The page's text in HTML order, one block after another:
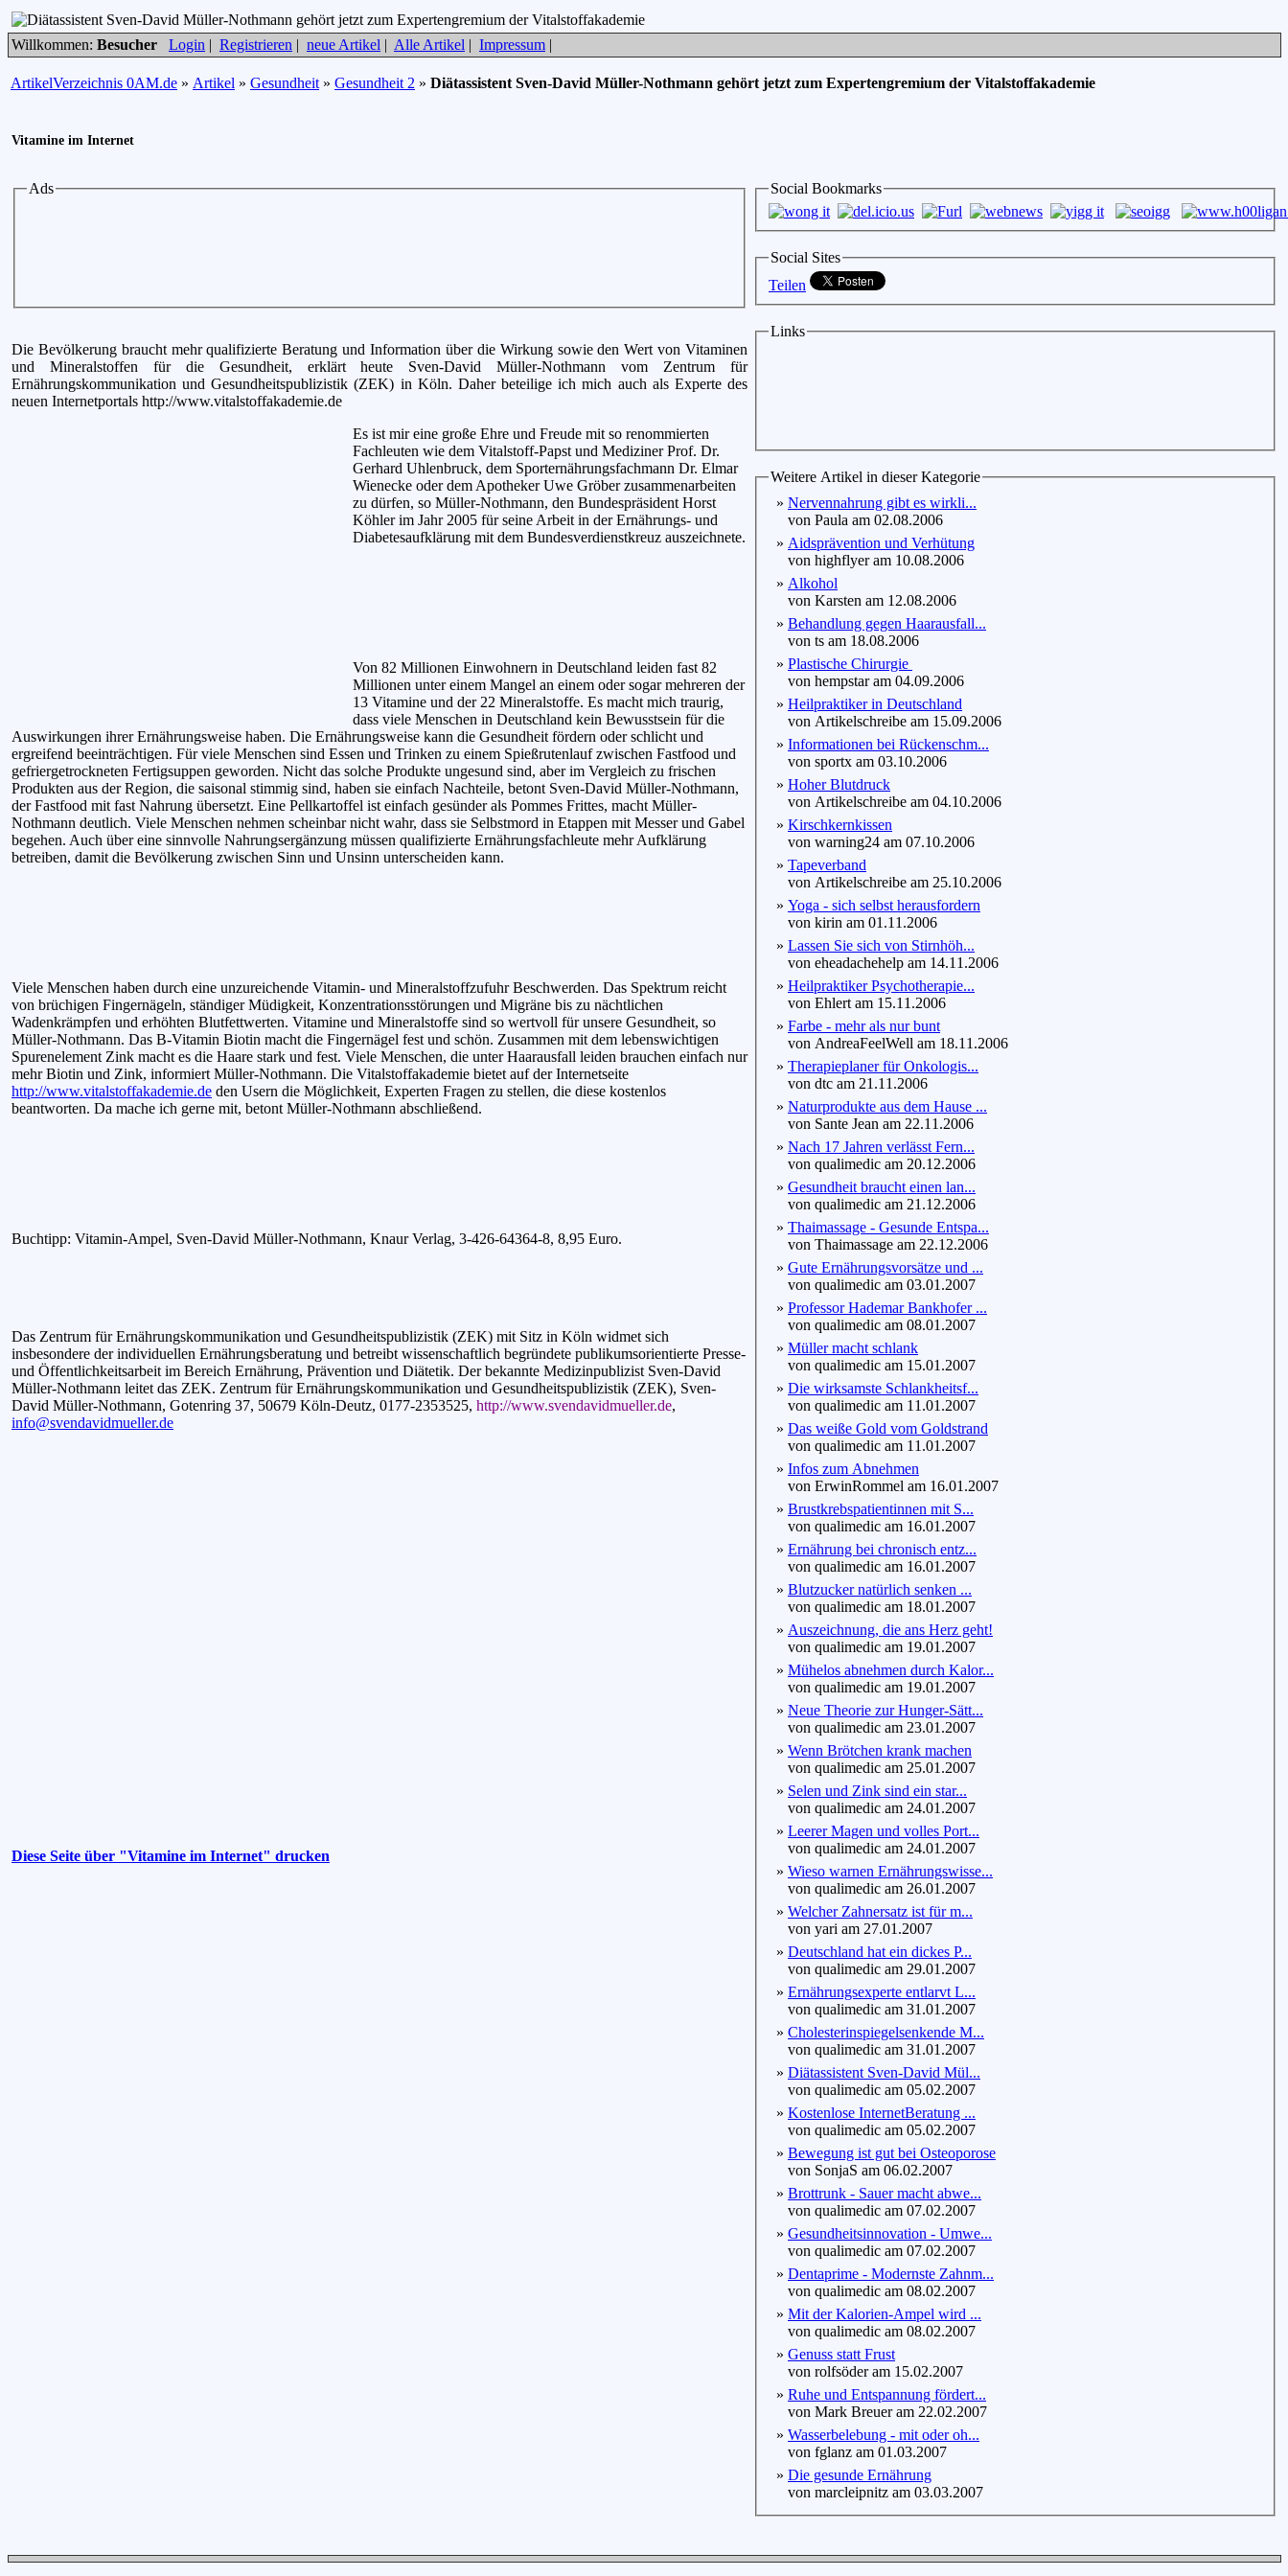
Willkommen: Besucher Login | Registrieren | neue Artikel | Alle Artikel | Impressum |
ArtikelVerzeichnis 0AM.de » Artikel » Gesundheit » Gesundheit 2 » Diätassistent Sven-David Müller-Nothmann gehört jetzt zum Expertengremium der Vitalstoffakademie
Vitamine im Internet
Ads
Die Bevölkerung braucht mehr qualifizierte Beratung und Information über die Wirkung sowie den Wert von Vitaminen
und Mineralstoffen für die Gesundheit, erklärt heute Sven-David Müller-Nothmann vom Zentrum für
Ernährungskommunikation und Gesundheitspublizistik (ZEK) in Köln. Daher beteilige ich mich auch als Experte des
neuen Internetportals http://www.vitalstoffakademie.de
Es ist mir eine große Ehre und Freude mit so renommierten
Fachleuten wie dem Vitalstoff-Papst und Mediziner Prof. Dr.
Gerhard Uhlenbruck, dem Sporternährungsfachmann Dr. Elmar
Wienecke oder dem Apotheker Uwe Gröber zusammenarbeiten
zu dürfen, so Müller-Nothmann, den Bundespräsident Horst
Köhler im Jahr 2005 für seine Arbeit in der Ernährungs- und
Diabetesaufklärung mit dem Bundesverdienstkreuz auszeichnete.
Von 82 Millionen Einwohnern in Deutschland leiden fast 82
Millionen unter einem Mangel an einem oder sogar mehreren der
13 Vitamine und der 22 Mineralstoffe. Es macht mich traurig,
dass viele Menschen in Deutschland kein Bewusstsein für die
Auswirkungen ihrer Ernährungsweise haben. Die Ernährungsweise kann die Gesundheit fördern oder schlicht und
ergreifend beeinträchtigen. Für viele Menschen sind Essen und Trinken zu einem Spießrutenlauf zwischen Fastfood und
gefriergetrockneten Fertigsuppen geworden. Nicht das solche Produkte ungesund sind, aber im Vergleich zu frischen
Produkten aus der Region, die saisonal stimmig sind, haben sie einfach Nachteile, betont Sven-David Müller-Nothmann,
der Fastfood mit fast Nahrung übersetzt. Eine Pellkartoffel ist einfach gesünder als Pommes Frittes, macht Müller-
Nothmann deutlich. Viele Menschen nehmen scheinbar nicht wahr, dass sie Selbstmord in Etappen mit Messer und Gabel
begehen. Auch über eine sinnvolle Nahrungsergänzung müssen qualifizierte Ernährungsfachleute mehr Aufklärung
betreiben, damit die Bevölkerung zwischen Sinn und Unsinn unterscheiden kann.
Viele Menschen haben durch eine unzureichende Vitamin- und Mineralstoffzufuhr Beschwerden. Das Spektrum reicht
von brüchigen Fingernägeln, ständiger Müdigkeit, Konzentrationsstörungen und Migräne bis zu nächtlichen
Wadenkrämpfen und erhöhten Blutfettwerten. Vitamine und Mineralstoffe sind so wertvoll für unsere Gesundheit, so
Müller-Nothmann. Das B-Vitamin Biotin macht die Fingernägel fest und schön. Zusammen mit dem lebenswichtigen
Spurenelement Zink macht es die Haare stark und fest. Viele Menschen, die unter Haarausfall leiden brauchen einfach nur
mehr Biotin und Zink, informiert Müller-Nothmann. Die Vitalstoffakademie bietet auf der Internetseite
http://www.vitalstoffakademie.de den Usern die Möglichkeit, Experten Fragen zu stellen, die diese kostenlos
beantworten. Da mache ich gerne mit, betont Müller-Nothmann abschließend.
Buchtipp: Vitamin-Ampel, Sven-David Müller-Nothmann, Knaur Verlag, 3-426-64364-8, 8,95 Euro.
Das Zentrum für Ernährungskommunikation und Gesundheitspublizistik (ZEK) mit Sitz in Köln widmet sich
insbesondere der individuellen Ernährungsberatung und betreibt wissenschaftlich begründete publikumsorientierte Presse-
und Öffentlichkeitsarbeit im Bereich Ernährung, Prävention und Diätetik. Der bekannte Medizinpublizist Sven-David
Müller-Nothmann leitet das ZEK. Zentrum für Ernährungskommunikation und Gesundheitspublizistik (ZEK), Sven-
David Müller-Nothmann, Gotenring 37, 50679 Köln-Deutz, 0177-2353525, http://www.svendavidmueller.de,
info@svendavidmueller.de
Diese Seite über "Vitamine im Internet" drucken
Social Bookmarks
Social Sites
Teilen
Links
Weitere Artikel in dieser Kategorie
» Nervennahrung gibt es wirkli...
von Paula am 02.08.2006
» Aidsprävention und Verhütung
von highflyer am 10.08.2006
» Alkohol
von Karsten am 12.08.2006
» Behandlung gegen Haarausfall...
von ts am 18.08.2006
» Plastische Chirurgie
von hempstar am 04.09.2006
» Heilpraktiker in Deutschland
von Artikelschreibe am 15.09.2006
» Informationen bei Rückenschm...
von sportx am 03.10.2006
» Hoher Blutdruck
von Artikelschreibe am 04.10.2006
» Kirschkernkissen
von warning24 am 07.10.2006
» Tapeverband
von Artikelschreibe am 25.10.2006
» Yoga - sich selbst herausfordern
von kirin am 01.11.2006
» Lassen Sie sich von Stirnhöh...
von eheadachehelp am 14.11.2006
» Heilpraktiker Psychotherapie...
von Ehlert am 15.11.2006
» Farbe - mehr als nur bunt
von AndreaFeelWell am 18.11.2006
» Therapieplaner für Onkologis...
von dtc am 21.11.2006
» Naturprodukte aus dem Hause ...
von Sante Jean am 22.11.2006
» Nach 17 Jahren verlässt Fern...
von qualimedic am 20.12.2006
» Gesundheit braucht einen lan...
von qualimedic am 21.12.2006
» Thaimassage - Gesunde Entspa...
von Thaimassage am 22.12.2006
» Gute Ernährungsvorsätze und ...
von qualimedic am 03.01.2007
» Professor Hademar Bankhofer ...
von qualimedic am 08.01.2007
» Müller macht schlank
von qualimedic am 15.01.2007
» Die wirksamste Schlankheitsf...
von qualimedic am 11.01.2007
» Das weiße Gold vom Goldstrand
von qualimedic am 11.01.2007
» Infos zum Abnehmen
von ErwinRommel am 16.01.2007
» Brustkrebspatientinnen mit S...
von qualimedic am 16.01.2007
» Ernährung bei chronisch entz...
von qualimedic am 16.01.2007
» Blutzucker natürlich senken ...
von qualimedic am 18.01.2007
» Auszeichnung, die ans Herz geht!
von qualimedic am 19.01.2007
» Mühelos abnehmen durch Kalor...
von qualimedic am 19.01.2007
» Neue Theorie zur Hunger-Sätt...
von qualimedic am 23.01.2007
» Wenn Brötchen krank machen
von qualimedic am 25.01.2007
» Selen und Zink sind ein star...
von qualimedic am 24.01.2007
» Leerer Magen und volles Port...
von qualimedic am 24.01.2007
» Wieso warnen Ernährungswisse...
von qualimedic am 26.01.2007
» Welcher Zahnersatz ist für m...
von yari am 27.01.2007
» Deutschland hat ein dickes P...
von qualimedic am 29.01.2007
» Ernährungsexperte entlarvt L...
von qualimedic am 31.01.2007
» Cholesterinspiegelsenkende M...
von qualimedic am 31.01.2007
» Diätassistent Sven-David Mül...
von qualimedic am 05.02.2007
» Kostenlose InternetBeratung ...
von qualimedic am 05.02.2007
» Bewegung ist gut bei Osteoporose
von SonjaS am 06.02.2007
» Brottrunk - Sauer macht abwe...
von qualimedic am 07.02.2007
» Gesundheitsinnovation - Umwe...
von qualimedic am 07.02.2007
» Dentaprime - Modernste Zahnm...
von qualimedic am 08.02.2007
» Mit der Kalorien-Ampel wird ...
von qualimedic am 08.02.2007
» Genuss statt Frust
von rolfsöder am 15.02.2007
» Ruhe und Entspannung fördert...
von Mark Breuer am 22.02.2007
» Wasserbelebung - mit oder oh...
von fglanz am 01.03.2007
» Die gesunde Ernährung
von marcleipnitz am 03.03.2007